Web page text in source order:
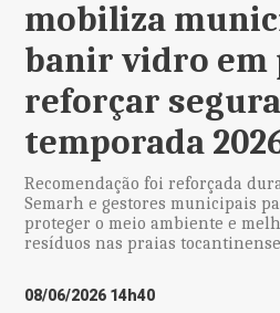
mobiliza
banir vidro em
reforçar
temporada
Recomendação foi reforçada
Semarh e gestores municipais
proteger o meio ambiente e
resíduos nas praias
08/06/2026 14h40